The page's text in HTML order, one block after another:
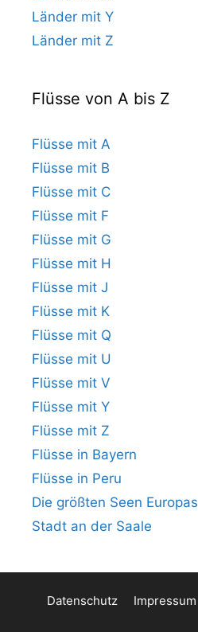
Länder mit Y
Länder mit Z
Flüsse von A bis Z
Flüsse mit A
Flüsse mit B
Flüsse mit C
Flüsse mit F
Flüsse mit G
Flüsse mit H
Flüsse mit J
Flüsse mit K
Flüsse mit Q
Flüsse mit U
Flüsse mit V
Flüsse mit Y
Flüsse mit Z
Flüsse in Bayern
Flüsse in Peru
Die größten Seen Europas
Stadt an der Saale
Datenschutz Impressum